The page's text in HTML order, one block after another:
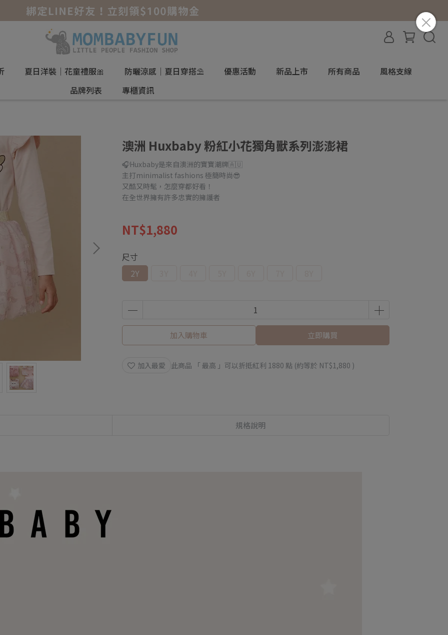
夏日洋裝｜花童禮服🎀 防曬涼感｜夏日穿搭⛱️ 優惠活動 新品上市 所有商品
風格支線
品牌列表
專櫃資訊
澳洲 Huxbaby 粉紅小花獨角獸系列澎澎裙
🎧Huxbaby是來自澳洲的寶寶潮牌🇦🇺
主打minimalist fashions 極簡時尚😎
又酷又時髦，怎麼穿都好看！
在全世界擁有許多忠實的擁護者
NT$1,880
尺寸
2Y
加入購物車 立即購買
加入最愛 此商品 「 最高 」可以折抵紅利 1880 點 (約等於 NT$1,880 )
規格說明